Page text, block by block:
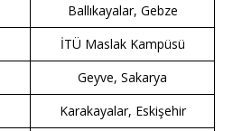
Ballıkayalar, Gebze
İTÜ Maslak Kampüsü
Geyve, Sakarya
Karakayalar, Eskişehir